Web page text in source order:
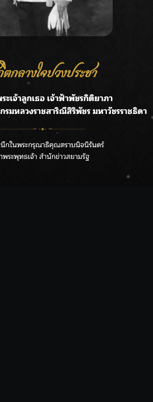
าชน ติดตามแก้ปัญหาโครงการประตู
งนั้นไว้ตอนยังมีชีวิต”
องค์ฯ ติดตามโครงการหุบกะพง–ห้วย
นคงน้ำเพชรบุรี
วประเทศ เตรียมเครื่องจักรรับมือน้ำ